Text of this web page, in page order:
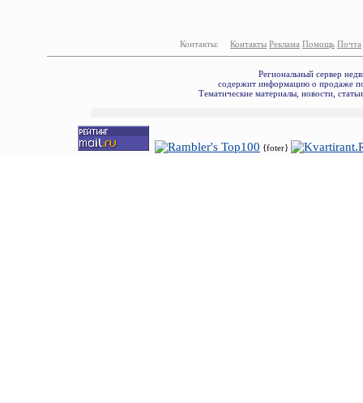
Контакты: Контакты Реклама Помощь Почта
Региональный сервер
содержит информацию о продаже
Тематические материалы, новости,
{foter}